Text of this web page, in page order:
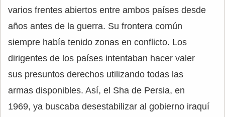
varios frentes abiertos entre ambos países desde
años antes de la guerra. Su frontera común
siempre había tenido zonas en conflicto. Los
dirigentes de los países intentaban hacer valer
sus presuntos derechos utilizando todas las
armas disponibles. Así, el Sha de Persia, en
1969, ya buscaba desestabilizar al gobierno iraquí